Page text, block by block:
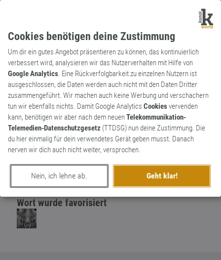
Cookies benötigen deine Zustimmung
Um dir ein gutes Angebot präsentieren zu können, das kontinuierlich
verbessert wird, analysieren wir das Nutzerverhalten mit Hilfe von
Google Analytics. Eine Rückverfolgbarkeit zu einzelnen Nutzern ist
ausgeschlossen, die Daten werden auch nicht mit den Daten Dritter
zusammengeführt. Wir machen auch keine Werbung und verschachern
tun wir ebenfalls nichts. Damit Google Analytics Cookiesvervenden
kann, benötigen wir aber nach dem neuenTelekommunikation-
Telemedien-Datenschutzgesetz (TTDSG) nun deine Zustimmung. Die
du hier einmalig für dein verwendetes Gerät geben musst. Danach
nerven wir dich auch nicht weiter, versprochen.
Nein, ich lehne ab. Geht klar!
Kunstwort
Substantiv
Schmierobst
fruchtige Marmelade
1
0
erschaffen vonFrau V.
Wort wurde favorisiert